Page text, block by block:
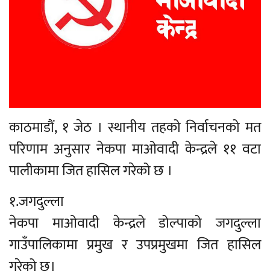
काठमाडौं, १ जेठ । स्थानीय तहको निर्वाचनको मत
परिणाम अनुसार नेकपा माओवादी केन्द्रले ११ वटा
पालीकामा जित हासिल गरेको छ ।
१.जगदुल्ला
नेकपा माओवादी केन्द्रले डोल्पाको जगदुल्ला
गाउँपालिकामा प्रमुख र उपप्रमुखमा जित हासिल
गरेको छ।